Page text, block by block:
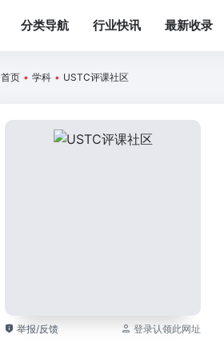
分类导航 行业快讯 最新收录
首页 • 学科 • USTC评课社区
举报/反馈 登录认领此网址